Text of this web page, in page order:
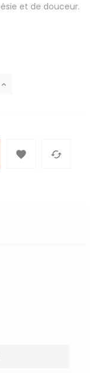
et de douceur.
 